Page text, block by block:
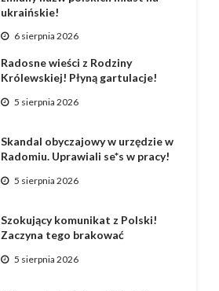
ukraińskie!
6 sierpnia 2026
Radosne wieści z Rodziny
Królewskiej! Płyną gartulacje!
5 sierpnia 2026
Skandal obyczajowy w urzędzie w
Radomiu. Uprawiali se*s w pracy!
5 sierpnia 2026
Szokujący komunikat z Polski!
Zaczyna tego brakować
5 sierpnia 2026